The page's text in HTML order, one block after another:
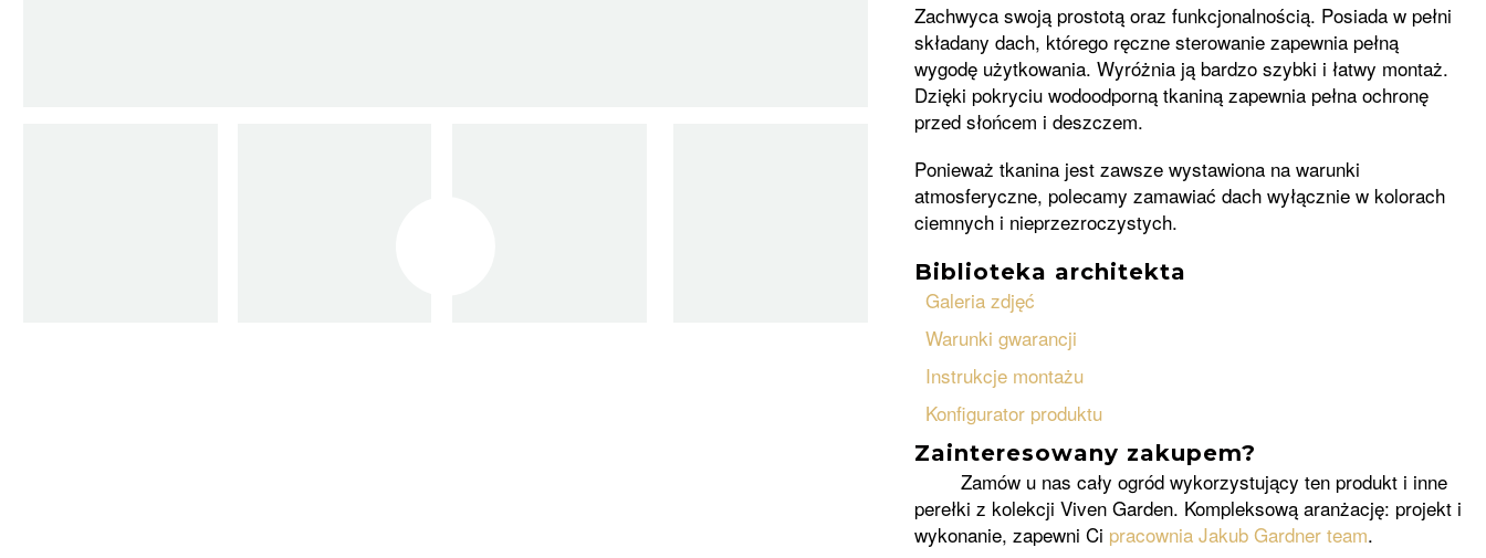
Zachwyca swoją prostotą oraz funkcjonalnością. Posiada w pełni
składany dach, którego ręczne sterowanie zapewnia pełną
wygodę użytkowania. Wyróżnia ją bardzo szybki i łatwy montaż.
Dzięki pokryciu wodoodporną tkaniną zapewnia pełna ochronę
przed słońcem i deszczem.
Ponieważ tkanina jest zawsze wystawiona na warunki
atmosferyczne, polecamy zamawiać dach wyłącznie w kolorach
ciemnych i nieprzezroczystych.
Biblioteka architekta
Galeria zdjęć
Warunki gwarancji
Instrukcje montażu
Konfigurator produktu
Zainteresowany zakupem?
Zamów u nas cały ogród wykorzystujący ten produkt i inne
perełki z kolekcji Viven Garden. Kompleksową aranżację: projekt i
wykonanie, zapewni Ci pracownia Jakub Gardner team.